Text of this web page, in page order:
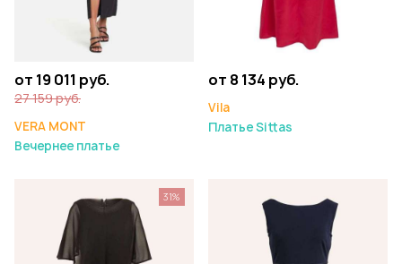
от 19 011 руб.
27 159 руб.
VERA MONT
Вечернее платье
от 8 134 руб.
Vila
Платье Sittas
31%